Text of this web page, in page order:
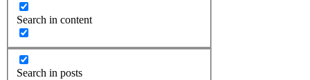
Search in content
Search in posts